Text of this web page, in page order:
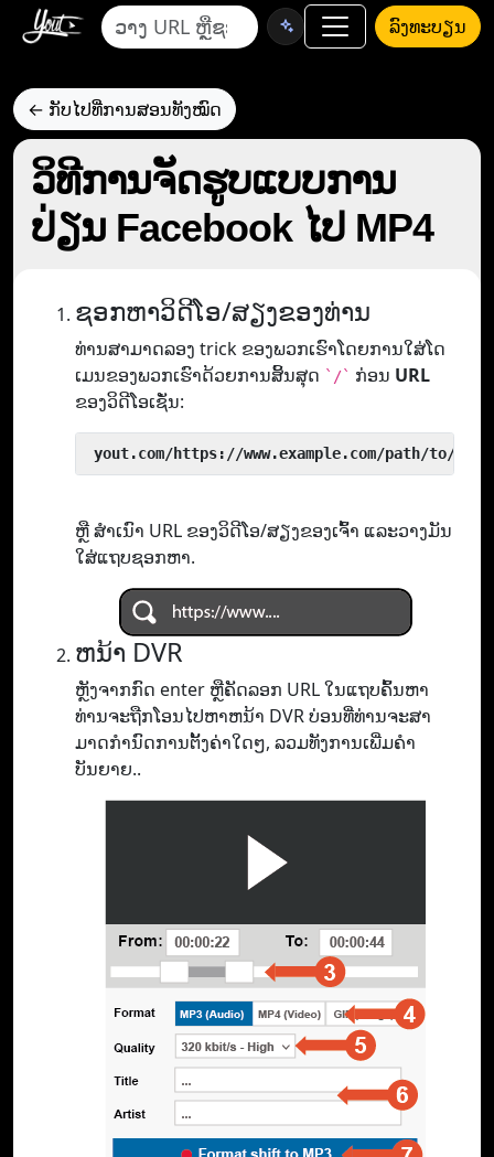
ລົງທະບຽນ
← ກັບໄປທີ່ການສອນທັງໝົດ
ວິທີການຈັດຮູບແບບການ
ປ່ຽນ Facebook ໄປ MP4
ຊອກຫາວິດີໂອ/ສຽງຂອງທ່ານ
ທ່ານສາມາດລອງ trick ຂອງພວກເຮົາໂດຍການໃສ່ໂດ
ເມນຂອງພວກເຮົາດ້ວຍການສິ້ນສຸດ `/` ກ່ອນ URL
ຂອງວິດີໂອເຊັ່ນ:
yout.com/https://www.example.com/path/to/
ຫຼື ສຳເນົາ URL ຂອງວິດີໂອ/ສຽງຂອງເຈົ້າ ແລະວາງມັນ
ໃສ່ແຖບຊອກຫາ.
ຫນ້າ DVR
ຫຼັງຈາກກົດ enter ຫຼືຄັດລອກ URL ໃນແຖບຄົ້ນຫາ
ທ່ານຈະຖືກໂອນໄປຫາຫນ້າ DVR ບ່ອນທີ່ທ່ານຈະສາ
ມາດກໍານົດການຕັ້ງຄ່າໃດໆ, ລວມທັງການເພີ່ມຄໍາ
ບັນຍາຍ..